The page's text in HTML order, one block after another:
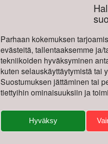
Parhaan kokemuksen
evästeitä, tallentaaksemme ja/
tekniikoiden hyväksyminen
kuten selauskäyttäytymistä tai
Suostumuksen jättäminen tai
tiettyihin ominaisuuksiin ja
Hyväksy